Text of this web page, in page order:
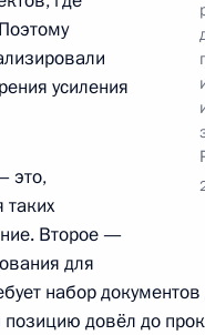
участникам и
дебюты»
с ведущим
усиления
это,
таких
Второе —
для
набор документов
довёл до